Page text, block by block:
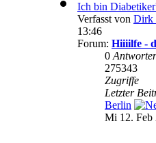
Ich bin
Verfasst von Dirk
13:46
Forum: Hiiiilfe -
0
275343
Zugriffe
Letzter
Berlin
Mi 12. Feb